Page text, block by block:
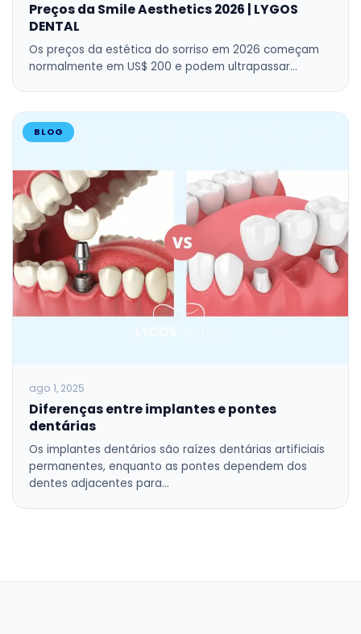
Preços da Smile Aesthetics 2026 | LYGOS
DENTAL
Os preços da estética do sorriso em 2026 começam
normalmente em US$ 200 e podem ultrapassar…
BLOG
ago 1, 2025
Diferenças entre implantes e pontes
dentárias
Os implantes dentários são raízes dentárias artificiais
permanentes, enquanto as pontes dependem dos
dentes adjacentes para…